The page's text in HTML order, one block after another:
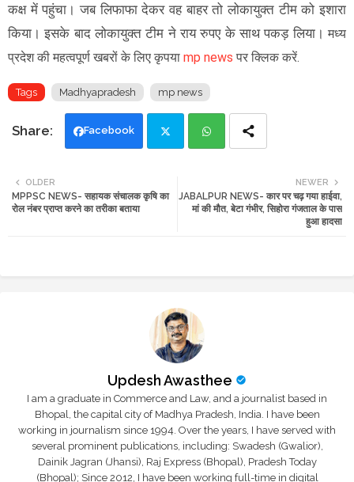
कक्ष में पहुंचा। जब लिफाफा देकर वह बाहर तो लोकायुक्त टीम को इशारा
किया। इसके बाद लोकायुक्त टीम ने राय रुपए के साथ पकड़ लिया। मध्य
प्रदेश की महत्वपूर्ण खबरों के लिए कृपया mp news पर क्लिक करें.
Tags Madhyapradesh mp news
Facebook
tte ats
NEWER
JABALPUR NEWS- कार पर चढ़ गया हाईवा,
मां की मौत, बेटा गंभीर, सिहोरा गंजताल के पास
हुआ हादसा
OLDER
MPPSC NEWS- सहायक संचालक कृषि का
रोल नंबर प्राप्त करने का तरीका बताया
Updesh Awasthee
I am a graduate in Commerce and Law, and a journalist based in
Bhopal, the capital city of Madhya Pradesh, India. I have been
working in journalism since 1994. Over the years, I have served with
several prominent publications, including: Swadesh (Gwalior),
Dainik Jagran (Jhansi), Raj Express (Bhopal), Pradesh Today
(Bhopal); Since 2012, I have been working full-time in digital